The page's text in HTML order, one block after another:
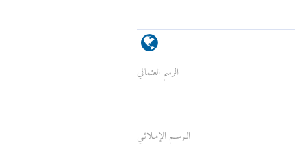
الرسم العثماني
الـرسـم الإمـلائـي